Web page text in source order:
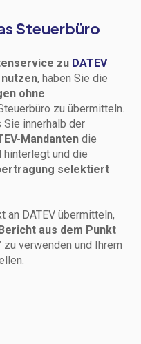
Steuerbüro
zu DATEV
nutzen, haben Sie die
ohne
zu übermitteln.
innerhalb der
Mandanten die
hinterlegt und die
selektiert
an DATEV übermitteln,
aus dem Punkt
zu verwenden und Ihrem